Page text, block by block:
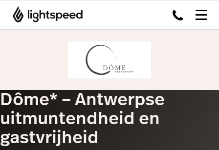
Dôme* – Antwerpse
uitmuntendheid en
gastvrijheid